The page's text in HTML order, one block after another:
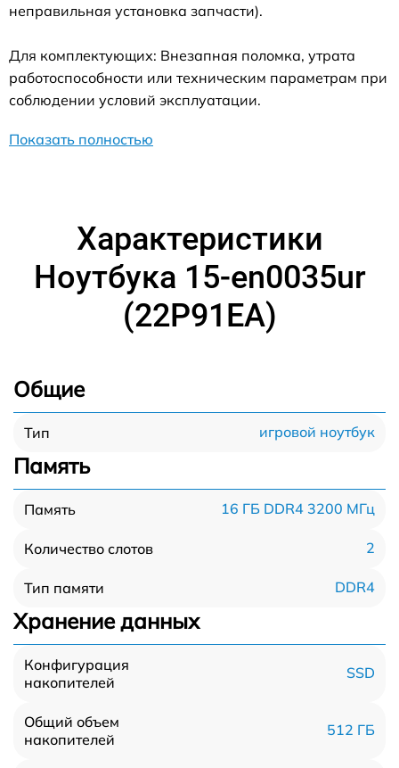
неправильная установка запчасти).
Для комплектующих: Внезапная поломка, утрата
работоспособности или техническим параметрам при
соблюдении условий эксплуатации.
Показать полностью
Характеристики
Ноутбука 15-en0035ur
(22P91EA)
Общие
Тип игровой ноутбук
Память
Память 16 ГБ DDR4 3200 МГц
Количество слотов 2
Тип памяти DDR4
Хранение данных
Конфигурация
накопителей
SSD
Общий объем
накопителей
512 ГБ